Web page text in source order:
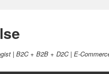
| B2C + B2B + D2C | E-